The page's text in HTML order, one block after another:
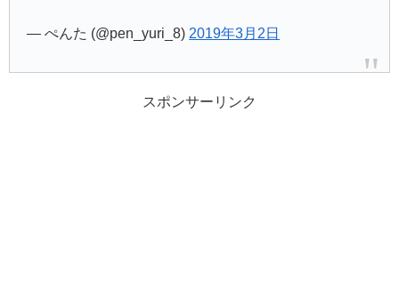
— ぺんた (@pen_yuri_8) 2019年3月2日
スポンサーリンク